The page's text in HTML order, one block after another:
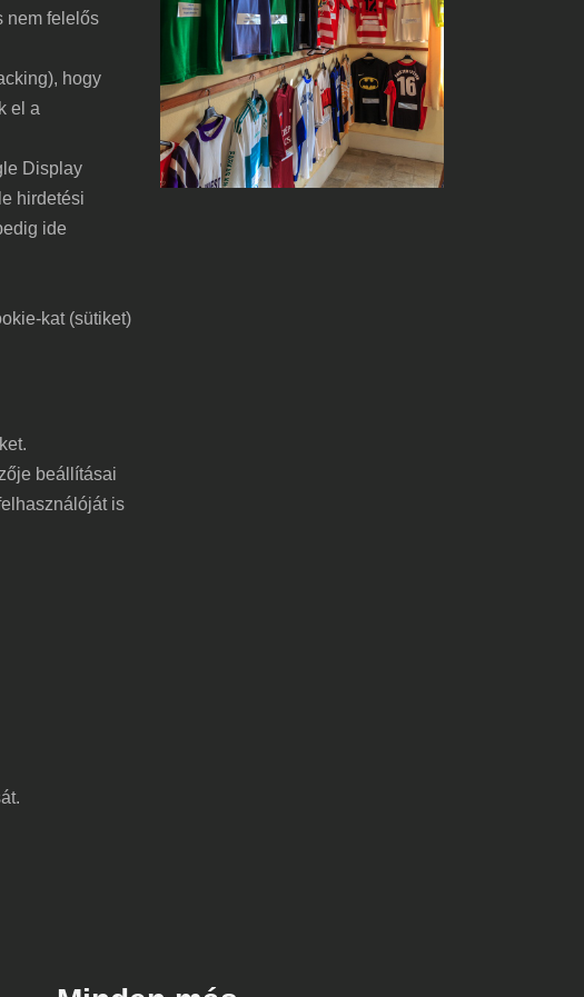
nem felelős
hogy
el a
Display
hirdetési
ide
kat (sütiket)
beállításai
is